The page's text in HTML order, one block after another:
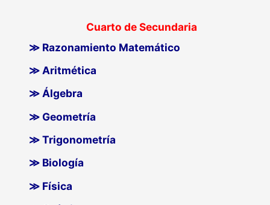
Cuarto de Secundaria
≫ Razonamiento Matemático
≫ Aritmética
≫ Álgebra
≫ Geometría
≫ Trigonometría
≫ Biología
≫ Física